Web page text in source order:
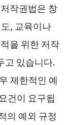
작권법은 창
, 교육이나
을 위한 저작
고 있습니다.
제한적인 예
건이 요구됩
의 예외 규정